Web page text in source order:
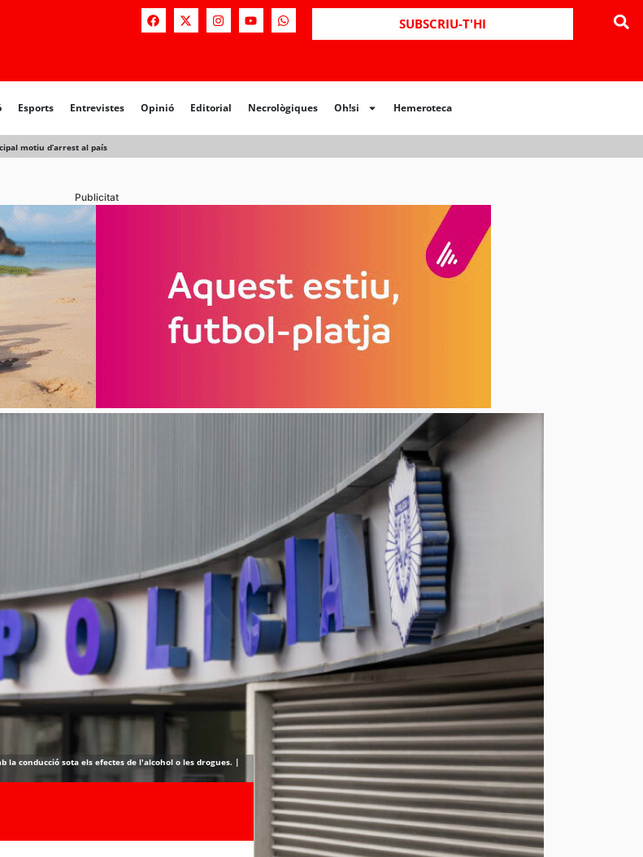
SUBSCRIU-T'HI
Esports Entrevistes Opinió Editorial Necrològiques Oh!si Hemeroteca
motiu d’arrest al país
Opinió Editorial Necrològiques Hemeroteca
Publicitat
conducció sota els efectes de l'alcohol o les drogues. |